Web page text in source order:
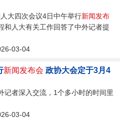
大四次会议4日中午举行新闻发布
和人大有关工作回答了中外记者提
03-04
新闻发布会 政协大会定于3月4
记者深入交流，1个多小时的时间里
03-04